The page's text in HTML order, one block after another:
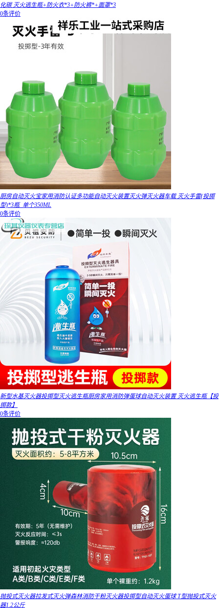
化碳 灭火逃生瓶+防火衣*3+防火裤*+面罩*3
0条评价
厨房自动灭火宝家用消防认证多功能自动灭火装置灭火弹灭火器车载 灭火手雷(投掷
型)*3瓶_单个350ML
0条评价
新型水基灭火器投掷型灭火逃生瓶厨房家用消防弹蛋球自动灭火装置 灭火逃生瓶【投
掷款】
0条评价
抛投式灭火器拉发式灭火弹森林消防干粉灭火器投掷型自动灭火蛋球 T型抛投式灭火
器1.2公斤